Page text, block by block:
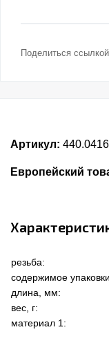
Поделиться
Артикул: 440.0416
Европейский
резьба:
содержимое
длина, мм:
вес, г:
материал 1: